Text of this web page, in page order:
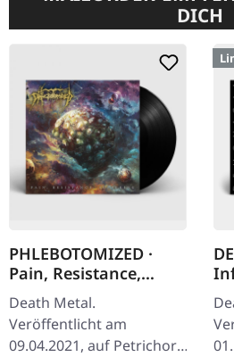
DICH
PHLEBOTOMIZED ·
Pain, Resistance,
Suffering | BLACK LP
Death Metal.
Veröffentlicht am
09.04.2021, auf Petrichor.